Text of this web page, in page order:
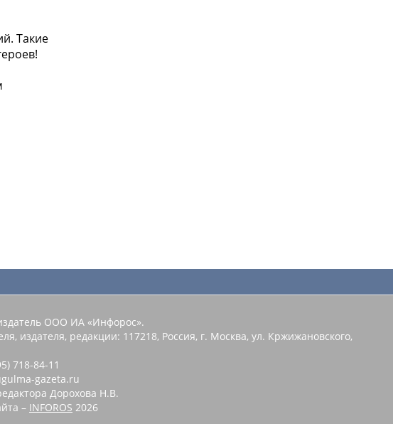
Такие
ООО ИА «Инфорос».
издателя, редакции: 117218, Россия, г. Москва, ул. Кржижановского,
718-84-11
gazeta.ru
Дорохова Н.В.
– INFOROS 2026